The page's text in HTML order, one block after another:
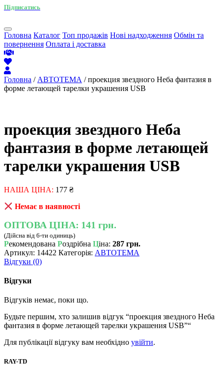
Підписатись
Головна Каталог Топ продажів Нові надходження Обмін та
повернення Оплата і доставка
Головна / АВТОТЕМА / проекция звездного Неба фантазия в
форме летающей тарелки украшения USB
проекция звездного Неба
фантазия в форме летающей
тарелки украшения USB
НАША ЦІНА: 177 ₴
Немає в наявності
ОПТОВА ЦІНА: 141 грн.
(Дійсна від 6-ти одиниць)
Рекомендована Роздрібна Ціна: 287 грн.
Артикул: 14422 Категорія: АВТОТЕМА
Відгуки (0)
Відгуки
Відгуків немає, поки що.
Будьте першим, хто залишив відгук “проекция звездного Неба
фантазия в форме летающей тарелки украшения USB”“
Для публікації відгуку вам необхідно увійти.
RAY-TD